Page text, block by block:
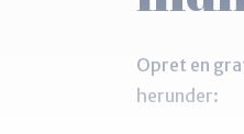
Opret en
herunder: